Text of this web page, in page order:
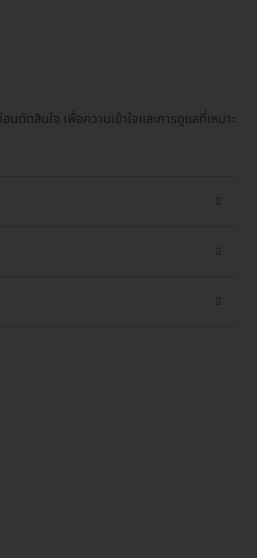
ตัดสินใจ เพื่อความเข้าใจและการดูแลที่เหมาะ